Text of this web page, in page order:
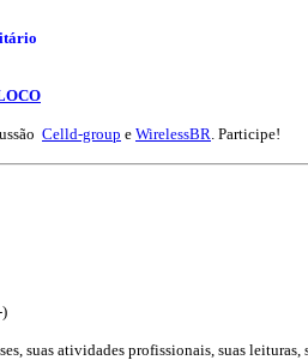
Celld-group e WirelessBR. Participe!
suas atividades profissionais, suas